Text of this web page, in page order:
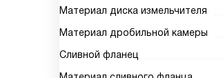
Материал диска измельчителя
Материал дробильной камеры
Сливной фланец